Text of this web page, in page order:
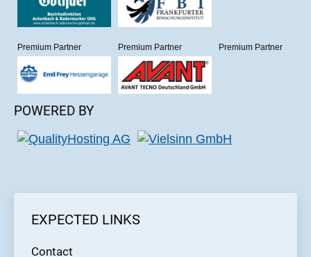
Premium Partner Premium Partner Premium Partner
POWERED BY
EXPECTED LINKS
Contact